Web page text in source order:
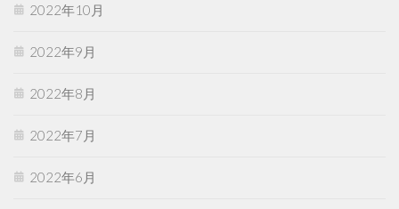
2022年10月
2022年9月
2022年8月
2022年7月
2022年6月